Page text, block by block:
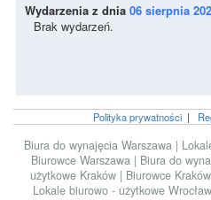
Wydarzenia z dnia 06 sierpnia
Brak wydarzeń.
Polityka prywatności|
Biura do wynajęcia Warszawa |
Biurowce Warszawa | Biura do
użytkowe Kraków | Biurowce Kraków
Lokale biurowo - użytkowe Wrocław